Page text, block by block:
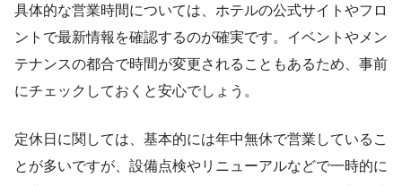
具体的な営業時間については、ホテルの公式サイトやフロ
ントで最新情報を確認するのが確実です。イベントやメン
テナンスの都合で時間が変更されることもあるため、事前
にチェックしておくと安心でしょう。
定休日に関しては、基本的には年中無休で営業しているこ
とが多いですが、設備点検やリニューアルなどで一時的に